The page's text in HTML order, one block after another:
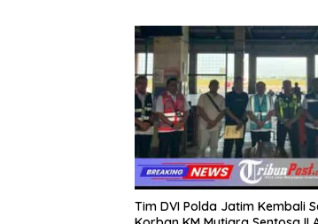
Tim DVI Polda Jatim Kembali